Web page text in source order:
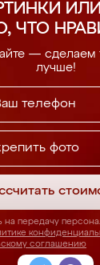
ЧТО
— сделаем
лучше!
фото
на передачу
соглашению